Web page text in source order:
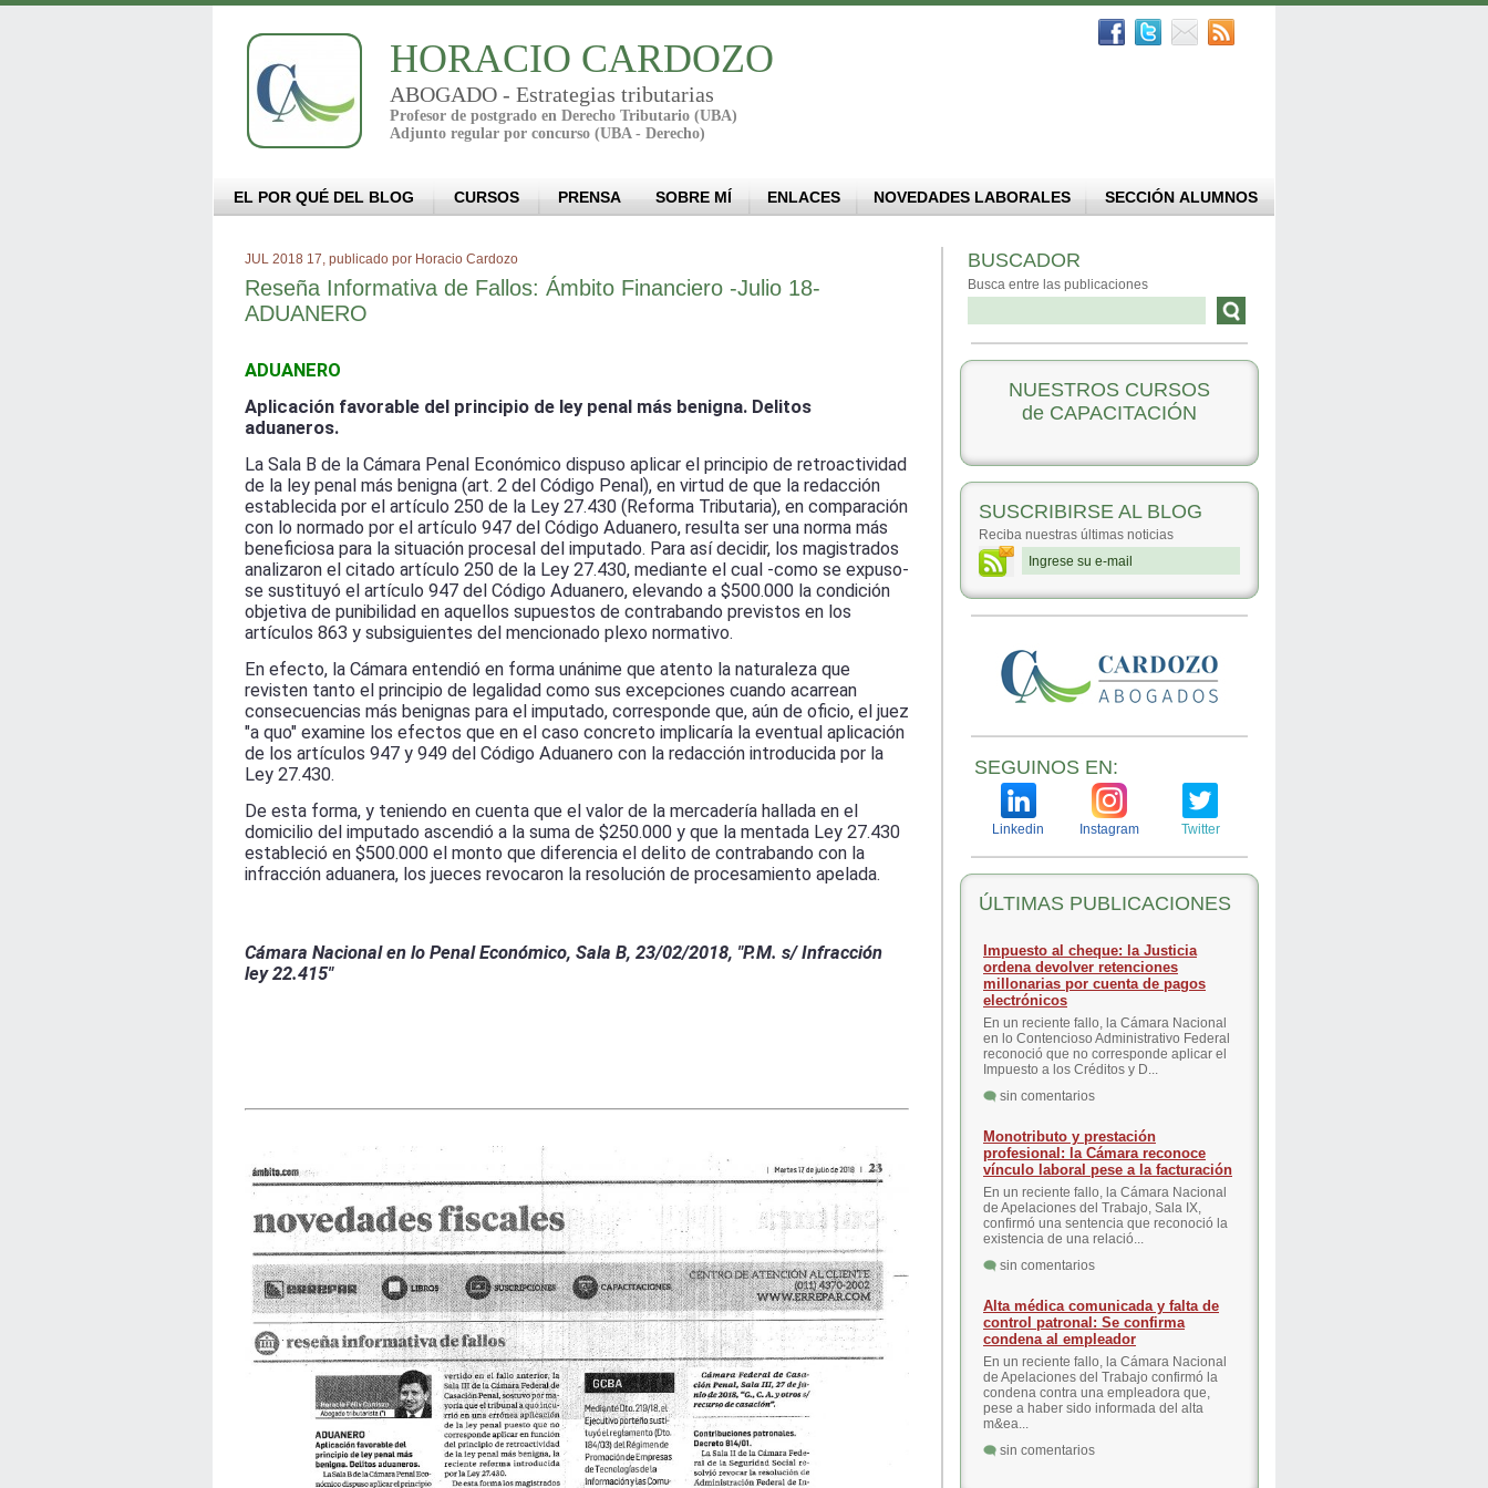
HORACIO CARDOZO
ABOGADO - Estrategias tributarias
Profesor de postgrado en Derecho Tributario (UBA)
Adjunto regular por concurso (UBA - Derecho)
EL POR QUÉ DEL BLOG CURSOS PRENSA SOBRE MÍ ENLACES NOVEDADES LABORALES SECCIÓN ALUMNOS
JUL 2018 17, publicado por Horacio Cardozo
Reseña Informativa de Fallos: Ámbito Financiero -Julio 18-
ADUANERO
ADUANERO
Aplicación favorable del principio de ley penal más benigna. Delitos
aduaneros.
La Sala B de la Cámara Penal Económico dispuso aplicar el principio de retroactividad
de la ley penal más benigna (art. 2 del Código Penal), en virtud de que la redacción
establecida por el artículo 250 de la Ley 27.430 (Reforma Tributaria), en comparación
con lo normado por el artículo 947 del Código Aduanero, resulta ser una norma más
beneficiosa para la situación procesal del imputado. Para así decidir, los magistrados
analizaron el citado artículo 250 de la Ley 27.430, mediante el cual -como se expuso-
se sustituyó el artículo 947 del Código Aduanero, elevando a $500.000 la condición
objetiva de punibilidad en aquellos supuestos de contrabando previstos en los
artículos 863 y subsiguientes del mencionado plexo normativo.
En efecto, la Cámara entendió en forma unánime que atento la naturaleza que
revisten tanto el principio de legalidad como sus excepciones cuando acarrean
consecuencias más benignas para el imputado, corresponde que, aún de oficio, el juez
"a quo" examine los efectos que en el caso concreto implicaría la eventual aplicación
de los artículos 947 y 949 del Código Aduanero con la redacción introducida por la
Ley 27.430.
De esta forma, y teniendo en cuenta que el valor de la mercadería hallada en el
domicilio del imputado ascendió a la suma de $250.000 y que la mentada Ley 27.430
estableció en $500.000 el monto que diferencia el delito de contrabando con la
infracción aduanera, los jueces revocaron la resolución de procesamiento apelada.
Cámara Nacional en lo Penal Económico, Sala B, 23/02/2018, "P.M. s/ Infracción
ley 22.415"
BUSCADOR
Busca entre las publicaciones
NUESTROS CURSOS
de CAPACITACIÓN
SUSCRIBIRSE AL BLOG
Reciba nuestras últimas noticias
SEGUINOS EN:
Linkedin Instagram Twitter
ÚLTIMAS PUBLICACIONES
Impuesto al cheque: la Justicia
ordena devolver retenciones
millonarias por cuenta de pagos
electrónicos
En un reciente fallo, la Cámara Nacional
en lo Contencioso Administrativo Federal
reconoció que no corresponde aplicar el
Impuesto a los Créditos y D...
sin comentarios
Monotributo y prestación
profesional: la Cámara reconoce
vínculo laboral pese a la facturación
En un reciente fallo, la Cámara Nacional
de Apelaciones del Trabajo, Sala IX,
confirmó una sentencia que reconoció la
existencia de una relació...
sin comentarios
Alta médica comunicada y falta de
control patronal: Se confirma
condena al empleador
En un reciente fallo, la Cámara Nacional
de Apelaciones del Trabajo confirmó la
condena contra una empleadora que,
pese a haber sido informada del alta
m&ea...
sin comentarios